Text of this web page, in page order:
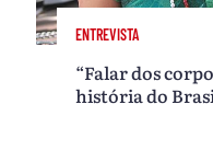
ENTREVISTA
“Falar dos
história do